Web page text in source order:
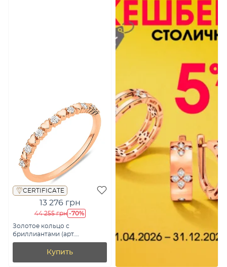
CERTIFICATE
13 276 грн
44 255 грн -70%
Золотое кольцо с
бриллиантами (арт.
К011345010)
Купить